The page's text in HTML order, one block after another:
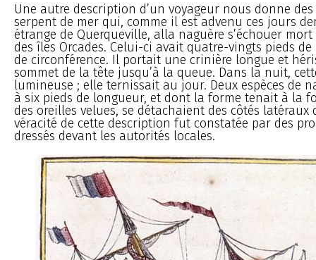
Une autre description d’un voyageur nous donne
serpent de mer qui, comme il est advenu ces jours
étrange de Querqueville, alla naguère s’échouer
des îles Orcades. Celui-ci avait quatre-vingts pieds
de circonférence. Il portait une crinière longue et
sommet de la tête jusqu’à la queue. Dans la nuit,
lumineuse ; elle ternissait au jour. Deux espèces de
à six pieds de longueur, et dont la forme tenait à la
des oreilles velues, se détachaient des côtés latéraux
véracité de cette description fut constatée par des
dressés devant les autorités locales.